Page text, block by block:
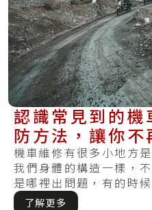
認識常見到的
防方法，讓你不
題！
機車維修有很多小地方
我們身體的構造一樣，
是哪裡出問題，有的時
件，反.....
了解更多